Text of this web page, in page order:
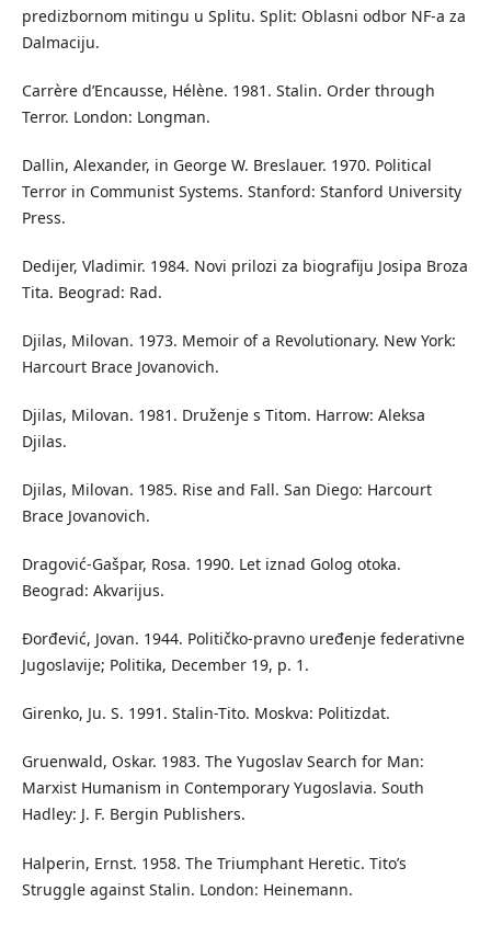
predizbornom mitingu u Splitu. Split: Oblasni odbor NF-a za
Dalmaciju.
Carrère d’Encausse, Hélène. 1981. Stalin. Order through
Terror. London: Longman.
Dallin, Alexander, in George W. Breslauer. 1970. Political
Terror in Communist Systems. Stanford: Stanford University
Press.
Dedijer, Vladimir. 1984. Novi prilozi za biografiju Josipa Broza
Tita. Beograd: Rad.
Djilas, Milovan. 1973. Memoir of a Revolutionary. New York:
Harcourt Brace Jovanovich.
Djilas, Milovan. 1981. Druženje s Titom. Harrow: Aleksa
Djilas.
Djilas, Milovan. 1985. Rise and Fall. San Diego: Harcourt
Brace Jovanovich.
Dragović-Gašpar, Rosa. 1990. Let iznad Golog otoka.
Beograd: Akvarijus.
Đorđević, Jovan. 1944. Političko-pravno uređenje federativne
Jugoslavije; Politika, December 19, p. 1.
Girenko, Ju. S. 1991. Stalin-Tito. Moskva: Politizdat.
Gruenwald, Oskar. 1983. The Yugoslav Search for Man:
Marxist Humanism in Contemporary Yugoslavia. South
Hadley: J. F. Bergin Publishers.
Halperin, Ernst. 1958. The Triumphant Heretic. Tito’s
Struggle against Stalin. London: Heinemann.